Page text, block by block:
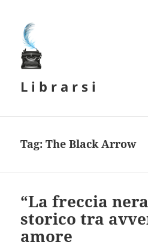
L i b r a r s i
Tag:The Black Arrow
“La freccia
storico tra
amore